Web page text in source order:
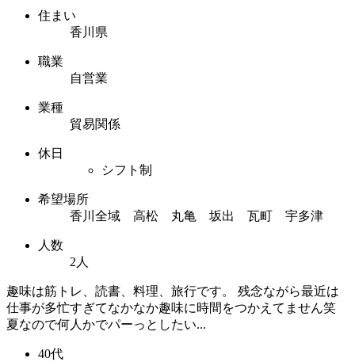
住まい
香川県
職業
自営業
業種
貿易関係
休日
シフト制
希望場所
香川全域 高松 丸亀 坂出 瓦町 宇多津
人数
2人
趣味は筋トレ、読書、料理、旅行です。 残念ながら最近は
仕事が多忙すぎてなかなか趣味に時間をつかえてません笑
夏なので何人かでパーっとしたい...
40代